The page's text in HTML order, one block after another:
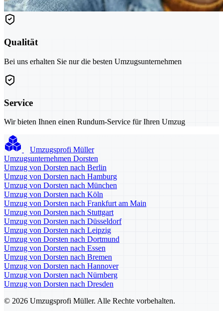
Qualität
Bei uns erhalten Sie nur die besten Umzugsunternehmen
Service
Wir bieten Ihnen einen Rundum-Service für Ihren Umzug
Umzugsprofi Müller
Umzugsunternehmen Dorsten
Umzug von Dorsten nach Berlin
Umzug von Dorsten nach Hamburg
Umzug von Dorsten nach München
Umzug von Dorsten nach Köln
Umzug von Dorsten nach Frankfurt am Main
Umzug von Dorsten nach Stuttgart
Umzug von Dorsten nach Düsseldorf
Umzug von Dorsten nach Leipzig
Umzug von Dorsten nach Dortmund
Umzug von Dorsten nach Essen
Umzug von Dorsten nach Bremen
Umzug von Dorsten nach Hannover
Umzug von Dorsten nach Nürnberg
Umzug von Dorsten nach Dresden
© 2026 Umzugsprofi Müller. Alle Rechte vorbehalten.